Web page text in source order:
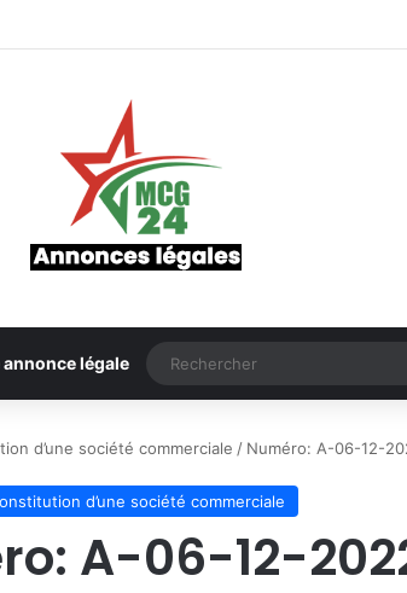
légale
d’une société commerciale / Numéro: A-06-12-
d’une société commerciale
A-06-12-